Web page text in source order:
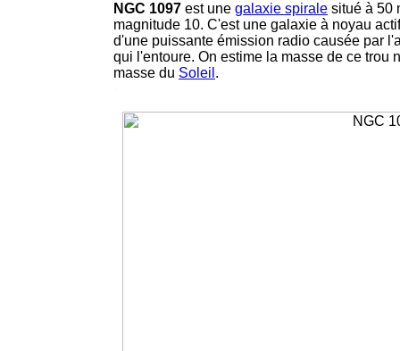
NGC 1097 est une galaxie spirale situé à 50
magnitude 10. C'est une galaxie à noyau
d'une puissante émission radio causée par
qui l'entoure. On estime la masse de ce
masse du Soleil .
-